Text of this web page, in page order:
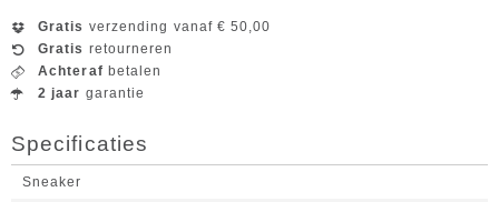
Gratis verzending vanaf € 50,00
Gratis retourneren
Achteraf betalen
2 jaar garantie
Specificaties
Sneaker